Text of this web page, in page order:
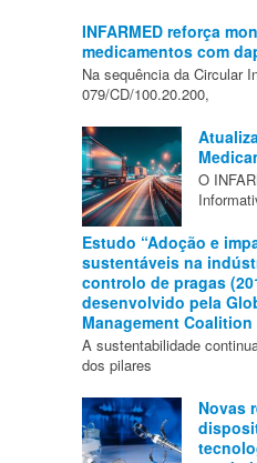
INFARMED reforça
medicamentos com
Na sequência da Circular
079/CD/100.20.200,
O
Estudo “Adoção e
sustentáveis na
controlo de pragas
desenvolvido pela
Management Coalition
A sustentabilidade
dos pilares
Novas